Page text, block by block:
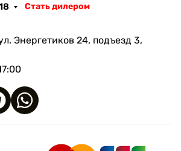
Стать дилером
Энергетиков 24, подъезд 3,